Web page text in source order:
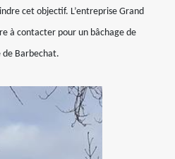
cet objectif. L’entreprise Grand
à contacter pour un bâchage de
de Barbechat.